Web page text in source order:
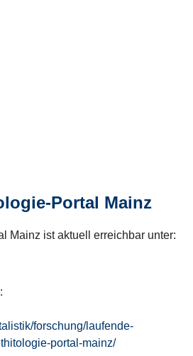
Portal Mainz
Mainz ist aktuell erreichbar unter:
forschung/laufende-
portal-mainz/